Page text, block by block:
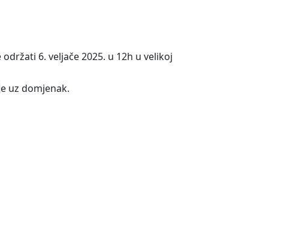
6. veljače 2025. u 12h u velikoj
uz domjenak.